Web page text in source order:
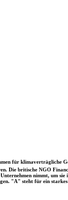
für klimaverträgliche
Die britische NGO
nimmt, um
"A" steht für ein